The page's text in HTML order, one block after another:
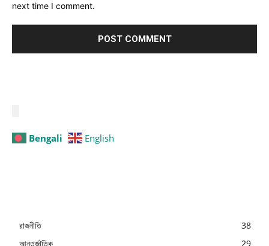
next time I comment.
Bengali English
রাজনীতি
38
আন্তর্জাতিক
29